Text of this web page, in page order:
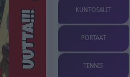
KUNTOSALIT
PORTAAT
TENNIS